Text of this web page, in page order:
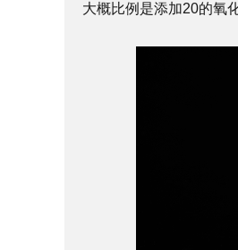
大概比例是添加20的氧